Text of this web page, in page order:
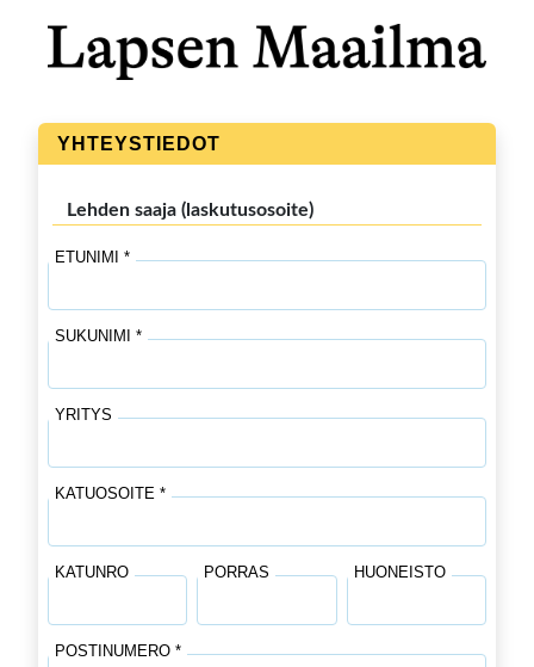
YHTEYSTIEDOT
Lehden saaja (laskutusosoite)
ETUNIMI *
SUKUNIMI *
YRITYS
KATUOSOITE *
KATUNRO PORRAS HUONEISTO
POSTINUMERO *